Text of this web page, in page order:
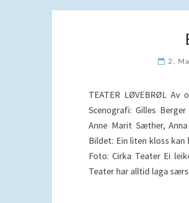
2.
TEATER LØVEBRØL
Scenografi: Gilles
Anne Marit Sæther,
Bildet: Ein liten kloss
Foto: Cirka Teater Ei
Teater har alltid laga